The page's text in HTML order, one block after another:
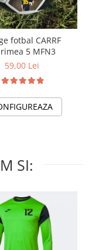
fotbal CARRF
5 MFN3
59,00 Lei
SI: